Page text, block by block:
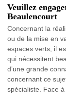
Veuillez
Beaulencourt
Concernant la
ou de la mise en
espaces verts, il
qui nécessitent
d’une grande
concernant ce
spécialiste. Face